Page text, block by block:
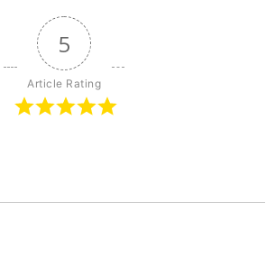
5
Article Rating